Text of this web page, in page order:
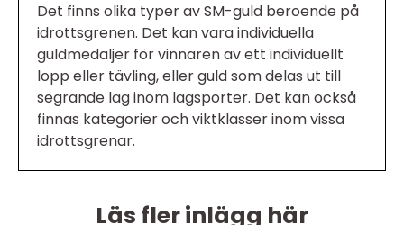
Det finns olika typer av SM-guld beroende på
idrottsgrenen. Det kan vara individuella
guldmedaljer för vinnaren av ett individuellt
lopp eller tävling, eller guld som delas ut till
segrande lag inom lagsporter. Det kan också
finnas kategorier och viktklasser inom vissa
idrottsgrenar.
Läs fler inlägg här